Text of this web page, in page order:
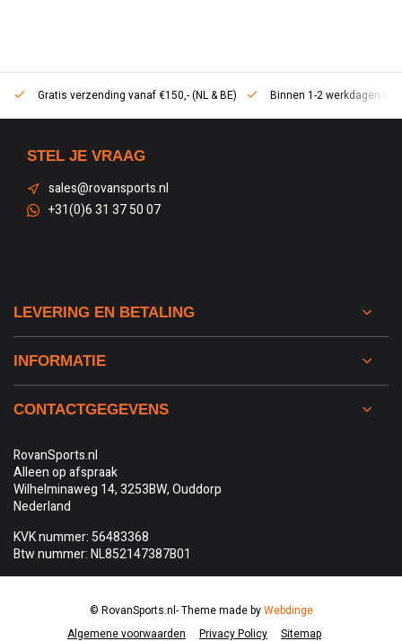
Gratis verzending vanaf €150,- (NL & BE) Binnen 1-2 werkdagen in
STEL JE VRAAG
sales@rovansports.nl
+31(0)6 31 37 50 07
LEVERING EN BETALING
INFORMATIE
CONTACTGEGEVENS
RovanSports.nl
Alleen op afspraak
Wilhelminaweg 14, 3253BW, Ouddorp
Nederland
KVK nummer: 56483368
Btw nummer: NL852147387B01
Algemene voorwaarden Privacy Policy Sitemap
© RovanSports.nl- Theme made byWebdinge